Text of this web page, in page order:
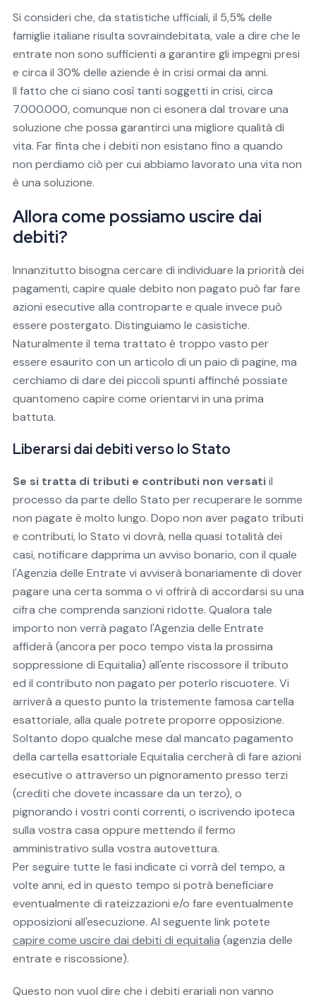
Si consideri che, da statistiche ufficiali, il 5,5% delle
famiglie italiane risulta sovraindebitata, vale a dire che le
entrate non sono sufficienti a garantire gli impegni presi
e circa il 30% delle aziende è in crisi ormai da anni.
Il fatto che ci siano così tanti soggetti in crisi, circa
7.000.000, comunque non ci esonera dal trovare una
soluzione che possa garantirci una migliore qualità di
vita. Far finta che i debiti non esistano fino a quando
non perdiamo ciò per cui abbiamo lavorato una vita non
è una soluzione.
Allora come possiamo uscire dai
debiti?
Innanzitutto bisogna cercare di individuare la priorità dei
pagamenti, capire quale debito non pagato può far fare
azioni esecutive alla controparte e quale invece può
essere postergato. Distinguiamo le casistiche.
Naturalmente il tema trattato è troppo vasto per
essere esaurito con un articolo di un paio di pagine, ma
cerchiamo di dare dei piccoli spunti affinché possiate
quantomeno capire come orientarvi in una prima
battuta.
Liberarsi dai debiti verso lo Stato
Se si tratta di tributi e contributi non versatiil
processo da parte dello Stato per recuperare le somme
non pagate è molto lungo. Dopo non aver pagato tributi
e contributi, lo Stato vi dovrà, nella quasi totalità dei
casi, notificare dapprima un avviso bonario, con il quale
l'Agenzia delle Entrate vi avviserà bonariamente di dover
pagare una certa somma o vi offrirà di accordarsi su una
cifra che comprenda sanzioni ridotte. Qualora tale
importo non verrà pagato l'Agenzia delle Entrate
affiderà (ancora per poco tempo vista la prossima
soppressione di Equitalia) all'ente riscossore il tributo
ed il contributo non pagato per poterlo riscuotere. Vi
arriverà a questo punto la tristemente famosa cartella
esattoriale, alla quale potrete proporre opposizione.
Soltanto dopo qualche mese dal mancato pagamento
della cartella esattoriale Equitalia cercherà di fare azioni
esecutive o attraverso un pignoramento presso terzi
(crediti che dovete incassare da un terzo), o
pignorando i vostri conti correnti, o iscrivendo ipoteca
sulla vostra casa oppure mettendo il fermo
amministrativo sulla vostra autovettura.
Per seguire tutte le fasi indicate ci vorrà del tempo, a
volte anni, ed in questo tempo si potrà beneficiare
eventualmente di rateizzazioni e/o fare eventualmente
opposizioni all'esecuzione. Al seguente link potete
capire come uscire dai debiti di equitalia (agenzia delle
entrate e riscossione).
Questo non vuol dire che i debiti erariali non vanno